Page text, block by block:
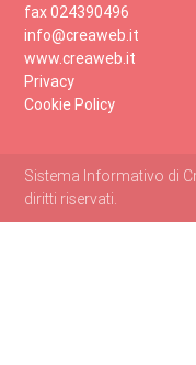
fax 024390496
info@creaweb.it
www.creaweb.it
Privacy
Cookie Policy
Sistema Informativo di
diritti riservati.